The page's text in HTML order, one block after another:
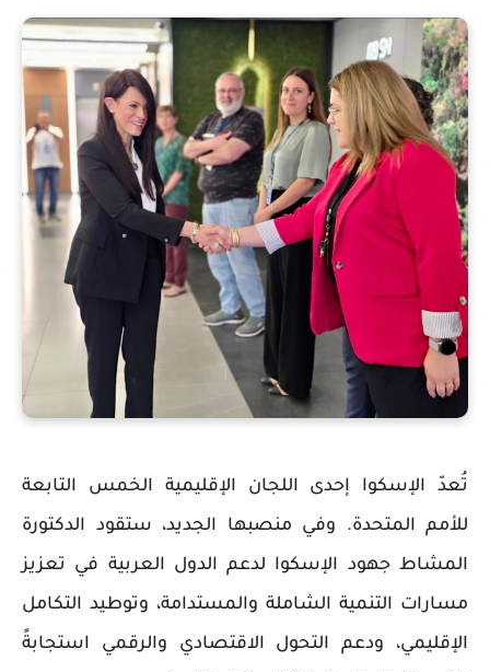
تُعدّ الإسكوا إحدى اللجان الإقليمية الخمس التابعة
للأمم المتحدة. وفي منصبها الجديد، ستقود الدكتورة
المشاط جهود الإسكوا لدعم الدول العربية في تعزيز
مسارات التنمية الشاملة والمستدامة، وتوطيد التكامل
الإقليمي، ودعم التحول الاقتصادي والرقمي استجابةً